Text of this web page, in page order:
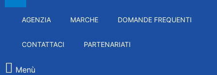
AGENZIA MARCHE DOMANDE FREQUENTI
CONTATTACI PARTENARIATI
Menù